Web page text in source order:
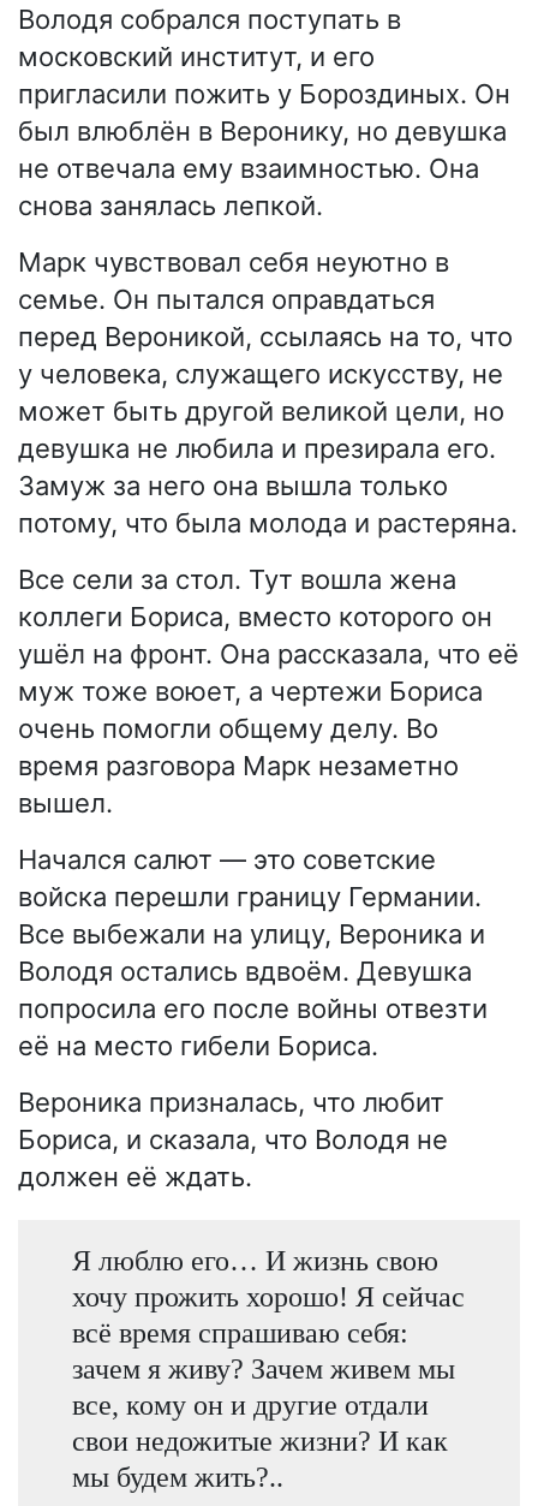
Володя собрался поступать в
московский институт, и его
пригласили пожить у Бороздиных. Он
был влюблён в Веронику, но девушка
не отвечала ему взаимностью. Она
снова занялась лепкой.
Марк чувствовал себя неуютно в
семье. Он пытался оправдаться
перед Вероникой, ссылаясь на то, что
у человека, служащего искусству, не
может быть другой великой цели, но
девушка не любила и презирала его.
Замуж за него она вышла только
потому, что была молода и растеряна.
Все сели за стол. Тут вошла жена
коллеги Бориса, вместо которого он
ушёл на фронт. Она рассказала, что её
муж тоже воюет, а чертежи Бориса
очень помогли общему делу. Во
время разговора Марк незаметно
вышел.
Начался салют — это советские
войска перешли границу Германии.
Все выбежали на улицу, Вероника и
Володя остались вдвоём. Девушка
попросила его после войны отвезти
её на место гибели Бориса.
Вероника призналась, что любит
Бориса, и сказала, что Володя не
должен её ждать.
Я люблю его… И жизнь свою
хочу прожить хорошо! Я сейчас
всё время спрашиваю себя:
зачем я живу? Зачем живем мы
все, кому он и другие отдали
свои недожитые жизни? И как
мы будем жить?..